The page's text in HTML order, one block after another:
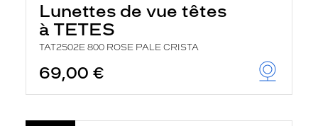
Lunettes de vue têtes
à TETES
TAT2502E 800 ROSE PALE CRISTA
69,00 €